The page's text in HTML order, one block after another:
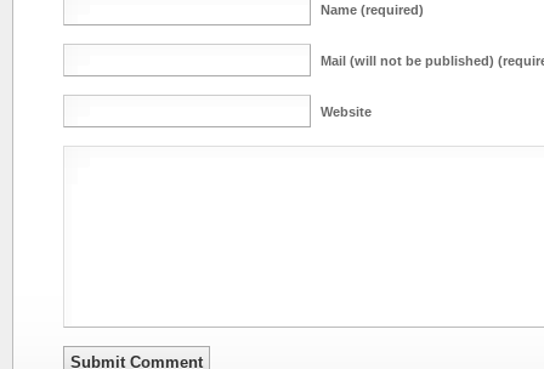
Name (required)
Mail (will not be published)
Website